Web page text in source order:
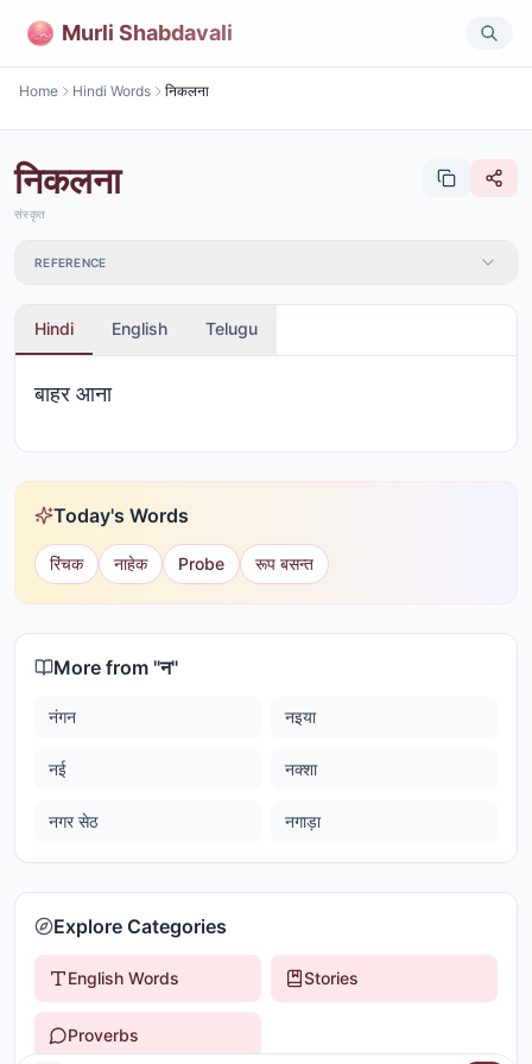
Murli Shabdavali
Home Hindi Words निकलना
निकलना
संस्कृत
REFERENCE
Hindi English Telugu
बाहर आना
Today's Words
रिंचक नाहेक Probe रूप बसन्त
More from "न"
नंगन नइया
नई नक्शा
नगर सेठ नगाड़ा
Explore Categories
English Words Stories
Proverbs